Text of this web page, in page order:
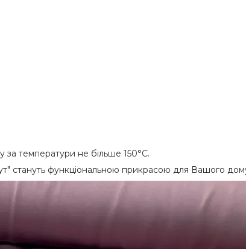
за температури не більше 150°C.
стануть функціональною прикрасою для Вашого